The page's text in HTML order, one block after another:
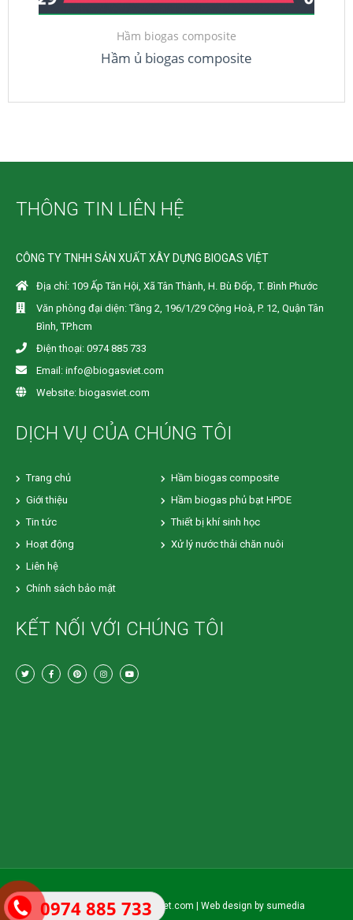
0974 885 733
Hầm biogas composite
Hầm ủ biogas composite
THÔNG TIN LIÊN HỆ
CÔNG TY TNHH SẢN XUẤT XÂY DỰNG BIOGAS VIỆT
Địa chỉ: 109 Ấp Tân Hội, Xã Tân Thành, H. Bù Đốp, T. Bình Phước
Văn phòng đại diện: Tầng 2, 196/1/29 Cộng Hoà, P. 12, Quận Tân
Bình, TP.hcm
Điện thoại: 0974 885 733
Email: info@biogasviet.com
Website: biogasviet.com
DỊCH VỤ CỦA CHÚNG TÔI
Trang chủ
Giới thiệu
Tin tức
Hoạt động
Liên hệ
Chính sách bảo mật
Hầm biogas composite
Hầm biogas phủ bạt HPDE
Thiết bị khí sinh học
Xử lý nước thải chăn nuôi
KẾT NỐI VỚI CHÚNG TÔI
Copyright 2019 © biogasviet.com | Web design by sumedia